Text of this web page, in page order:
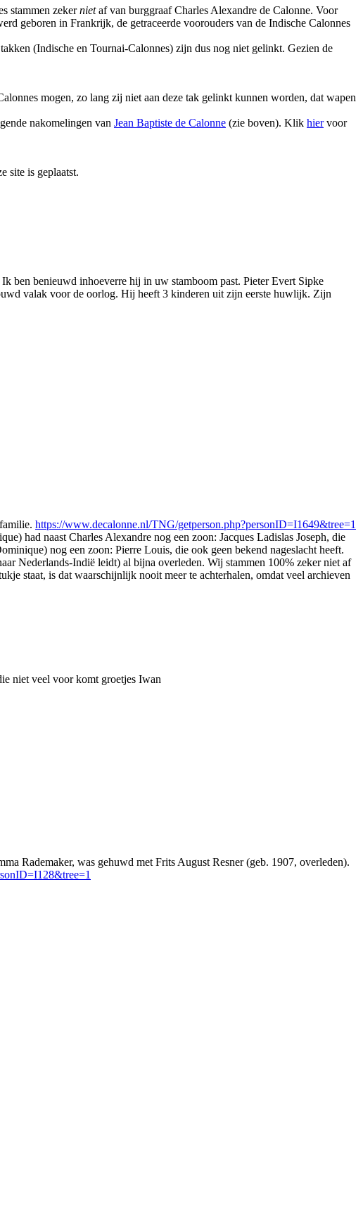
stammen zekernietaf van burggraaf Charles Alexandre de Calonne. Voor
geboren in Frankrijk, de getraceerde voorouders van de Indische Calonnes
(Indische en Tournai-Calonnes) zijn dus nog niet gelinkt. Gezien de
mogen, zo lang zij niet aan deze tak gelinkt kunnen worden, dat wapen
nakomelingen van Jean Baptiste de Calonne (zie boven). Klik hiervoor
site is geplaatst.
ben benieuwd inhoeverre hij in uw stamboom past. Pieter Evert Sipke
valak voor de oorlog. Hij heeft 3 kinderen uit zijn eerste huwlijk. Zijn
https://www.decalonne.nl/TNG/getperson.php?personID=I1649&tree=1
had naast Charles Alexandre nog een zoon: Jacques Ladislas Joseph, die
nog een zoon: Pierre Louis, die ook geen bekend nageslacht heeft.
Nederlands-Indië leidt) al bijna overleden. Wij stammen 100% zeker niet af
staat, is dat waarschijnlijk nooit meer te achterhalen, omdat veel archieven
niet veel voor komt groetjes Iwan
Rademaker, was gehuwd met Frits August Resner (geb. 1907, overleden).